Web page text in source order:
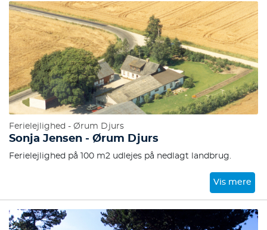
Ferielejlighed - Ørum Djurs
Sonja Jensen - Ørum Djurs
Ferielejlighed på 100 m2 udlejes på nedlagt landbrug.
Vis mere